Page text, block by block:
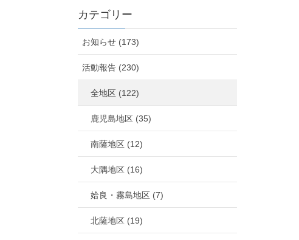
カテゴリー
お知らせ (173)
活動報告 (230)
全地区 (122)
鹿児島地区 (35)
南薩地区 (12)
大隅地区 (16)
姶良・霧島地区 (7)
北薩地区 (19)